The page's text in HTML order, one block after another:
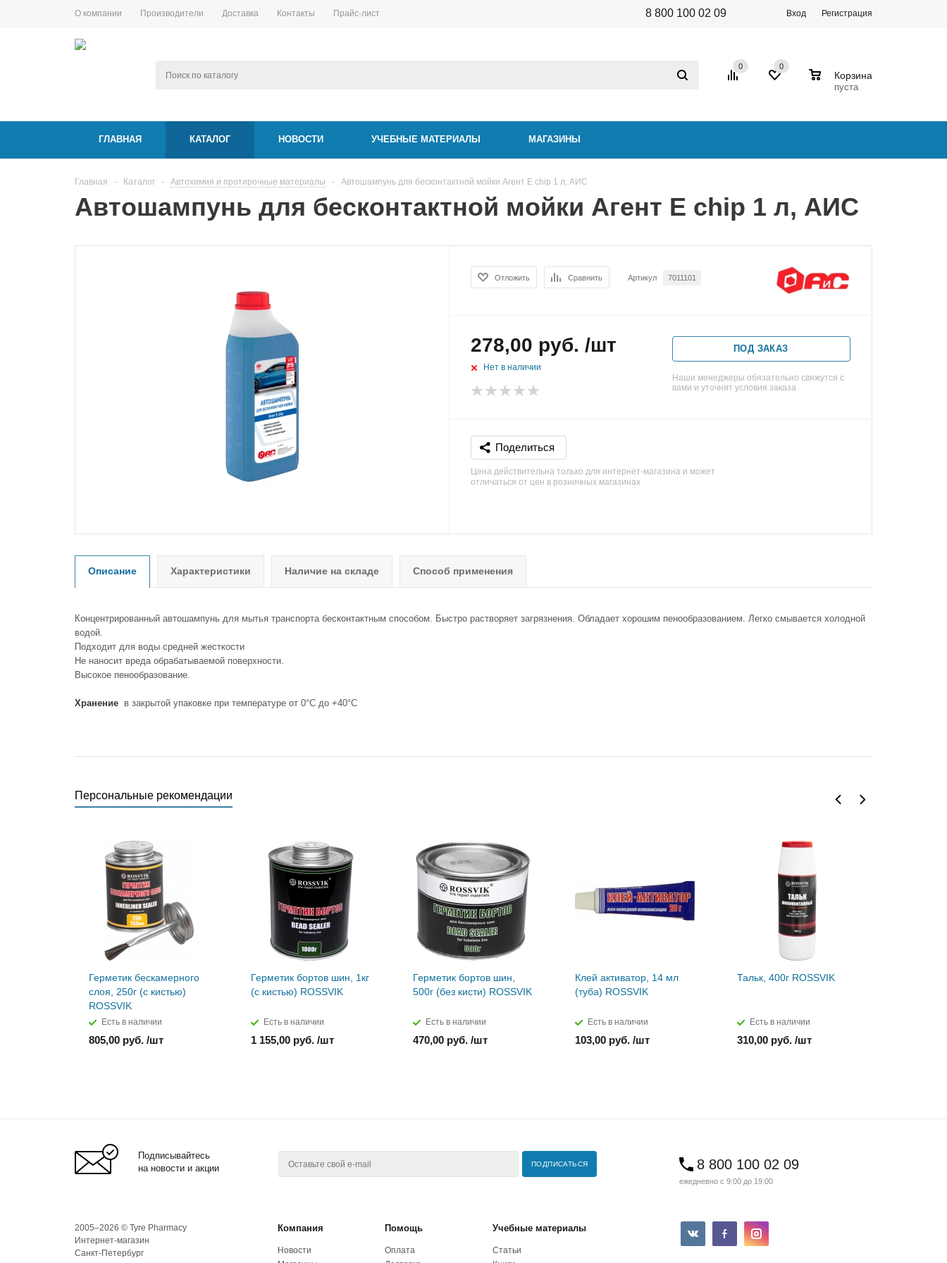
О компании Производители Доставка Контакты Прайс-лист 8 800 100 02 09 Вход Регистрация
0 0
Корзина
пуста
ГЛАВНАЯ КАТАЛОГ НОВОСТИ УЧЕБНЫЕ МАТЕРИАЛЫ МАГАЗИНЫ
Главная - Каталог - Автохимия и протирочные материалы - Автошампунь для бесконтактной мойки Агент E chip 1 л, АИС
Автошампунь для бесконтактной мойки Агент E chip 1 л, АИС
Отложить Сравнить Артикул 7011101
278,00 руб. /шт
Нет в наличии
ПОД ЗАКАЗ
Наши менеджеры обязательно свяжутся с
вами и уточнят условия заказа
Поделиться
Цена действительна только для интернет-магазина и может
отличаться от цен в розничных магазинах
Описание Характеристики Наличие на складе Способ применения
Концентрированный автошампунь для мытья транспорта бесконтактным способом. Быстро растворяет загрязнения. Обладает хорошим пенообразованием. Легко смывается холодной
водой.
Подходит для воды средней жесткости
Не наносит вреда обрабатываемой поверхности.
Высокое пенообразование.
Хранение в закрытой упаковке при температуре от 0°С до +40°С
Персональные рекомендации
Герметик бескамерного
слоя, 250г (с кистью)
ROSSVIK
Есть в наличии
805,00 руб. /шт
Герметик бортов шин, 1кг
(с кистью) ROSSVIK
Есть в наличии
1 155,00 руб. /шт
Герметик бортов шин,
500г (без кисти) ROSSVIK
Есть в наличии
470,00 руб. /шт
Клей активатор, 14 мл
(туба) ROSSVIK
Есть в наличии
103,00 руб. /шт
Тальк, 400г ROSSVIK
Есть в наличии
310,00 руб. /шт
Подписывайтесь
на новости и акции
8 800 100 02 09
ежедневно с 9:00 до 19:00
2005–2026 © Tyre Pharmacy
Интернет-магазин
Санкт-Петербург
Компания Помощь Учебные материалы
Новости
Оплата
Статьи